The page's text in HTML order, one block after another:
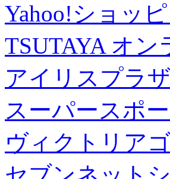
Yahoo!ショッ
TSUTAYA オ
アイリスプラザ
スーパースポ
ヴィクトリア